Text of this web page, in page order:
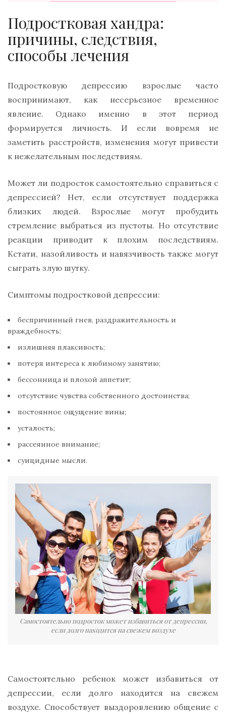
Подростковая хандра:
причины, следствия,
способы лечения
Подростковую депрессию взрослые часто
воспринимают, как несерьезное временное
явление. Однако именно в этот период
формируется личность. И если вовремя не
заметить расстройств, изменения могут привести
к нежелательным последствиям.
Может ли подросток самостоятельно справиться с
депрессией? Нет, если отсутствует поддержка
близких людей. Взрослые могут пробудить
стремление выбраться из пустоты. Но отсутствие
реакции приводит к плохим последствиям.
Кстати, назойливость и навязчивость также могут
сыграть злую шутку.
Симптомы подростковой депрессии:
беспричинный гнев, раздражительность и
враждебность;
излишняя плаксивость;
потеря интереса к любимому занятию;
бессонница и плохой аппетит;
отсутствие чувства собственного достоинства;
постоянное ощущение вины;
усталость;
рассеянное внимание;
суицидные мысли.
Самостоятельно подросток может избавиться от депрессии,
если долго находится на свежем воздухе
Самостоятельно ребенок может избавиться от
депрессии, если долго находится на свежем
воздухе. Способствует выздоровлению общение с